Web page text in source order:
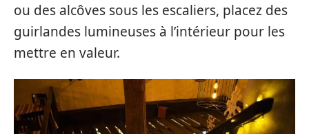
ou des alcôves sous les escaliers, placez des
guirlandes lumineuses à l’intérieur pour les
mettre en valeur.